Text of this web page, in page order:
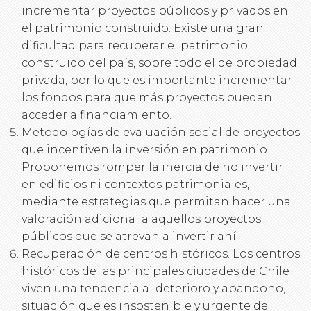
incrementar proyectos públicos y privados en
el patrimonio construido. Existe una gran
dificultad para recuperar el patrimonio
construido del país, sobre todo el de propiedad
privada, por lo que es importante incrementar
los fondos para que más proyectos puedan
acceder a financiamiento.
Metodologías de evaluación social de proyectos
que incentiven la inversión en patrimonio.
Proponemos romper la inercia de no invertir
en edificios ni contextos patrimoniales,
mediante estrategias que permitan hacer una
valoración adicional a aquellos proyectos
públicos que se atrevan a invertir ahí.
Recuperación de centros históricos. Los centros
históricos de las principales ciudades de Chile
viven una tendencia al deterioro y abandono,
situación que es insostenible y urgente de